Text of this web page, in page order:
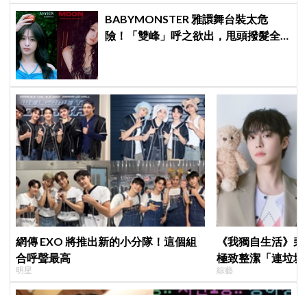
BABYMONSTER 雅譞舞台裝太危
險！「雙峰」呼之欲出，甩頭撥髮全
網傳 EXO 將推出新的小分隊！這個組
合呼聲最高
明星
《我獨自生活》
極致整潔「連垃
一件事
綜藝